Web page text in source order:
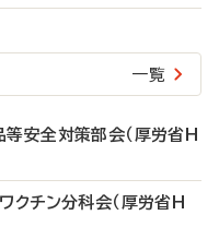
一覧
安全対策部会（厚労省H
クチン分科会（厚労省H